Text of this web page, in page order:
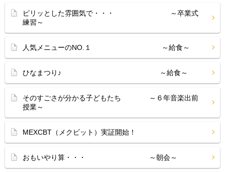
ピリッとした雰囲気で・・・ ～卒業式
練習～
人気メニューのNO.１ ～給食～
ひなまつり♪ ～給食～
そのすごさが分かる子どもたち ～６年音楽出前
授業～
MEXCBT（メクビット）実証開始！
おもいやり算・・・ ～朝会～